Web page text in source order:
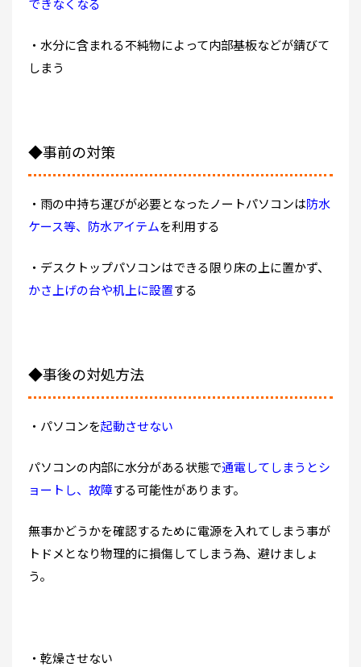
できなくなる
・水分に含まれる不純物によって内部基板などが錆びて
しまう
◆事前の対策
・雨の中持ち運びが必要となったノートパソコンは防水
ケース等、防水アイテムを利用する
・デスクトップパソコンはできる限り床の上に置かず、
かさ上げの台や机上に設置する
◆事後の対処方法
・パソコンを起動させない
パソコンの内部に水分がある状態で通電してしまうとシ
ョートし、故障する可能性があります。
無事かどうかを確認するために電源を入れてしまう事が
トドメとなり物理的に損傷してしまう為、避けましょ
う。
・乾燥させない